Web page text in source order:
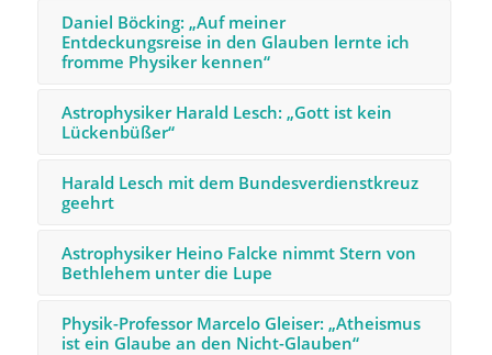
Daniel Böcking: „Auf meiner
Entdeckungsreise in den Glauben lernte ich
fromme Physiker kennen“
Astrophysiker Harald Lesch: „Gott ist kein
Lückenbüßer“
Harald Lesch mit dem Bundesverdienstkreuz
geehrt
Astrophysiker Heino Falcke nimmt Stern von
Bethlehem unter die Lupe
Physik-Professor Marcelo Gleiser: „Atheismus
ist ein Glaube an den Nicht-Glauben“